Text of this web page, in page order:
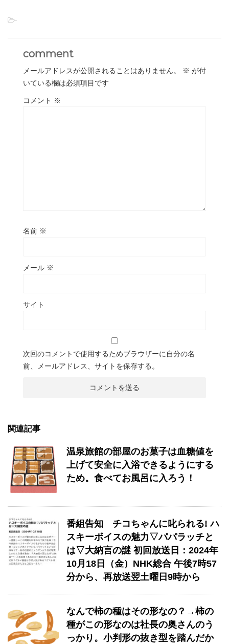
-
comment
メールアドレスが公開されることはありません。 ※ が付
いている欄は必須項目です
コメント ※
名前 ※
メール ※
サイト
次回のコメントで使用するためブラウザーに自分の名
前、メールアドレス、サイトを保存する。
関連記事
温泉旅館の部屋のお菓子は血糖値を
上げて安全に入浴できるようにする
ため。食べてお風呂に入ろう！
番組告知 チコちゃんに叱られる! ハ
スキーボイスの魅力▽パパラッチと
は▽大納言の謎 初回放送日：2024年
10月18日（金）NHK総合 午後7時57
分から、再放送翌土曜日9時から
なんで柿の種はその形なの？→柿の
種がこの形なのは社長の奥さんのう
っかり。小判形の抜き型を踏んだか